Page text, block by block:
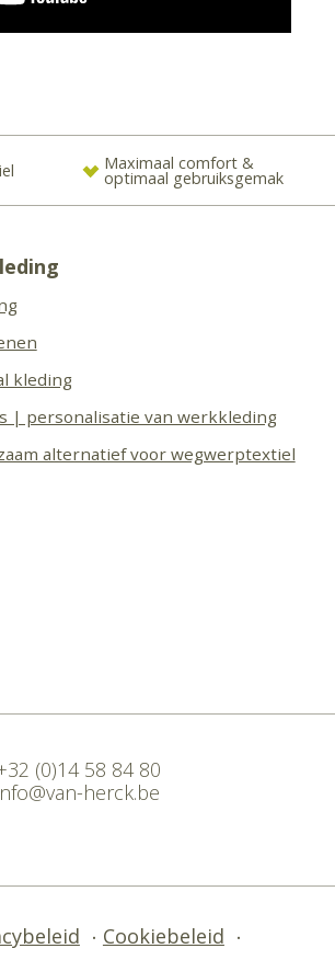
Maximaal comfort &
optimaal gebruiksgemak
kleding
| personalisatie van werkkleding
alternatief voor wegwerptextiel
(0)14 58 84 80
herck.be
• Cookiebeleid
•